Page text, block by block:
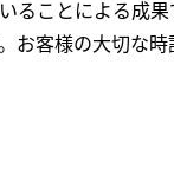
ことによる成果
客様の大切な